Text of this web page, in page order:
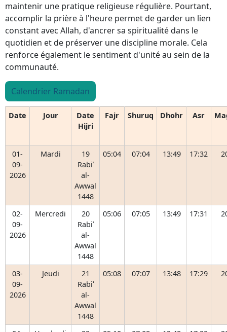
maintenir une pratique religieuse régulière. Pourtant,
accomplir la prière à l'heure permet de garder un lien
constant avec Allah, d'ancrer sa spiritualité dans le
quotidien et de préserver une discipline morale. Cela
renforce également le sentiment d'unité au sein de la
communauté.
Calendrier Ramadan
Date Jour
Date
Hijri
Fajr Shuruq Dhohr Asr
01-
09-
2026
Mardi
19
Rabiʿ
al-
Awwal
1448
05:04 07:04 13:49 17:32
02-
09-
2026
Mercredi
20
Rabiʿ
al-
Awwal
1448
05:06 07:05 13:49 17:31
03-
09-
2026
Jeudi
21
Rabiʿ
al-
Awwal
1448
05:08 07:07 13:48 17:29